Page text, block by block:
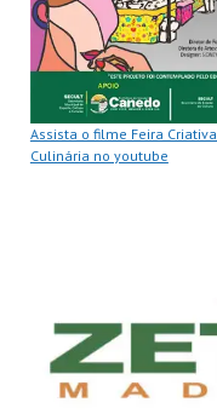
Assista o filme Feira
Culinária no youtube